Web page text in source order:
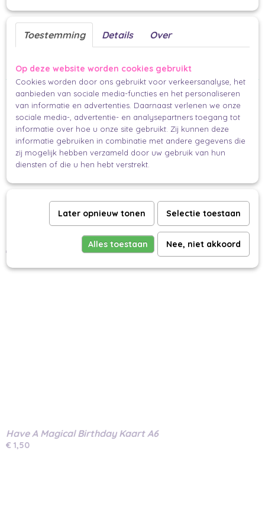
14,8 x 10,5 cm
collectie muchable x nienke_swapt
Makkelijk en mooi inpakken voor iedereen.
Ook interessant
Stippeltjes Camper Bus Kaart A6
€ 1,50
Have A Magical Birthday Kaart A6
€ 1,50
Toestemming Details Over
Op deze website worden cookies gebruikt
Cookies worden door ons gebruikt voor verkeersanalyse, het
aanbieden van sociale media-functies en het personaliseren
van informatie en advertenties. Daarnaast verlenen we onze
sociale media-, advertentie- en analysepartners toegang tot
informatie over hoe u onze site gebruikt. Zij kunnen deze
informatie gebruiken in combinatie met andere gegevens die
zij mogelijk hebben verzameld door uw gebruik van hun
diensten of die u hen hebt verstrekt.
Later opnieuw tonen Selectie toestaan
Alles toestaan Nee, niet akkoord